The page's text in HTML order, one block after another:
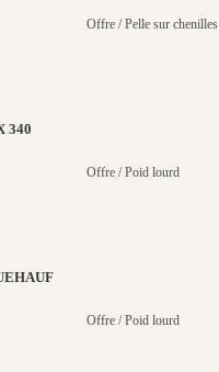
Offre / Pelle sur chenilles
340
Offre / Poid lourd
Offre / Poid lourd